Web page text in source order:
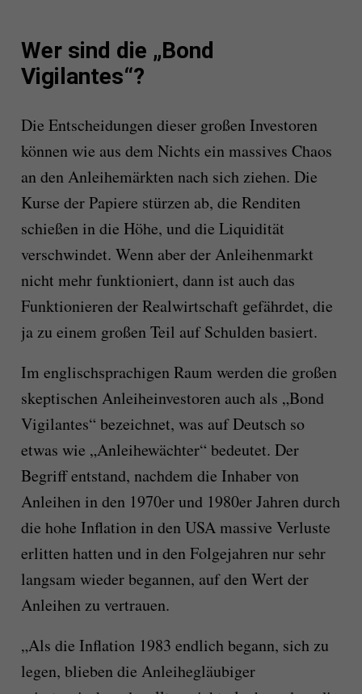
Wer sind die „Bond
Vigilantes“?
Die Entscheidungen dieser großen Investoren
können wie aus dem Nichts ein massives Chaos
an den Anleihemärkten nach sich ziehen. Die
Kurse der Papiere stürzen ab, die Renditen
schießen in die Höhe, und die Liquidität
verschwindet. Wenn aber der Anleihenmarkt
nicht mehr funktioniert, dann ist auch das
Funktionieren der Realwirtschaft gefährdet, die
ja zu einem großen Teil auf Schulden basiert.
Im englischsprachigen Raum werden die großen
skeptischen Anleiheinvestoren auch als „Bond
Vigilantes“ bezeichnet, was auf Deutsch so
etwas wie „Anleihewächter“ bedeutet. Der
Begriff entstand, nachdem die Inhaber von
Anleihen in den 1970er und 1980er Jahren durch
die hohe Inflation in den USA massive Verluste
erlitten hatten und in den Folgejahren nur sehr
langsam wieder begannen, auf den Wert der
Anleihen zu vertrauen.
„Als die Inflation 1983 endlich begann, sich zu
legen, blieben die Anleihegläubiger